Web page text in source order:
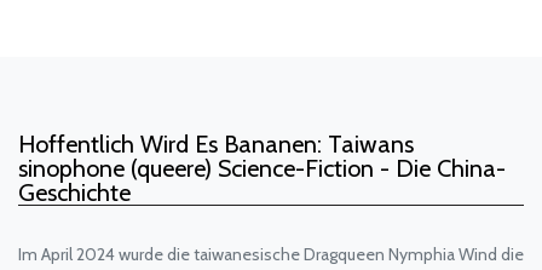
Hoffentlich Wird Es Bananen: Taiwans
sinophone (queere) Science-Fiction - Die China-
Geschichte
Im April 2024 wurde die taiwanesische Dragqueen Nymphia Wind die